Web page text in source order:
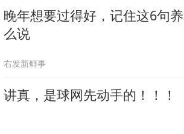
乌称俄袭击敖德
晚年想要过得好，记住这6句
么说
右发新鲜事
讲真，是球网先动手的！！！